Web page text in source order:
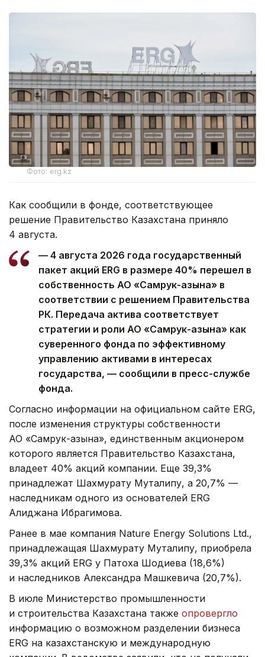
Фото: erg.kz
Как сообщили в фонде, соответствующее
решение Правительство Казахстана приняло
4 августа.
— 4 августа 2026 года государственный
пакет акций ERG в размере 40% перешел в
собственность АО «Самрук-Қазына» в
соответствии с решением Правительства
РК. Передача актива соответствует
стратегии и роли АО «Самрук-Қазына» как
суверенного фонда по эффективному
управлению активами в интересах
государства, — сообщили в пресс-службе
фонда.
Согласно информации на официальном сайте ERG,
после изменения структуры собственности
АО «Самрук-Қазына», единственным акционером
которого является Правительство Казахстана,
владеет 40% акций компании. Еще 39,3%
принадлежат Шахмурату Муталипу, а 20,7% —
наследникам одного из основателей ERG
Алиджана Ибрагимова.
Ранее в мае компания Nature Energy Solutions Ltd.,
принадлежащая Шахмурату Муталипу, приобрела
39,3% акций ERG у Патоха Шодиева (18,6%)
и наследников Александра Машкевича (20,7%).
В июле Министерство промышленности
и строительства Казахстана также опровергло
информацию о возможном разделении бизнеса
ERG на казахстанскую и международную